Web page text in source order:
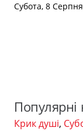
Субота, 8
Крик душі,